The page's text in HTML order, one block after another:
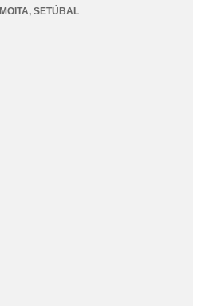
MOITA, SETÚBAL